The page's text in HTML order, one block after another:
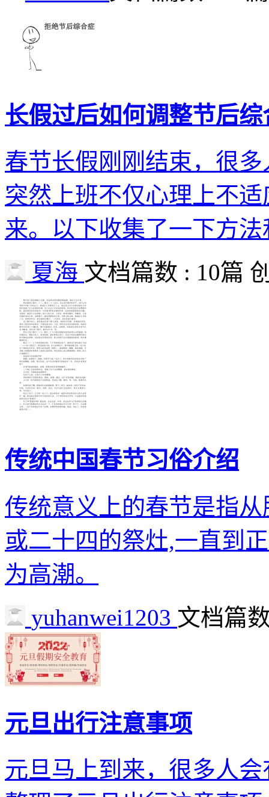
长假过后如何调整节后综
春节长假刚刚结束，很
突然上班不仅心理上不
来。以下收集了一下方
夏海 文档篇数 : 10篇
传统中国春节习俗介绍
传统意义上的春节是指
或二十四的祭灶,一直到
为高潮。
yuhanwei1203 文档篇
元旦出行注意事项
元旦马上到来，很多人